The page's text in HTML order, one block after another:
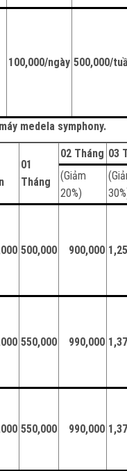
100,000/ngày 500,000/
medela symphony.
01
Tháng
02 Tháng 03
(Giảm
20%)
500,000 900,000
550,000 990,000
550,000 990,000